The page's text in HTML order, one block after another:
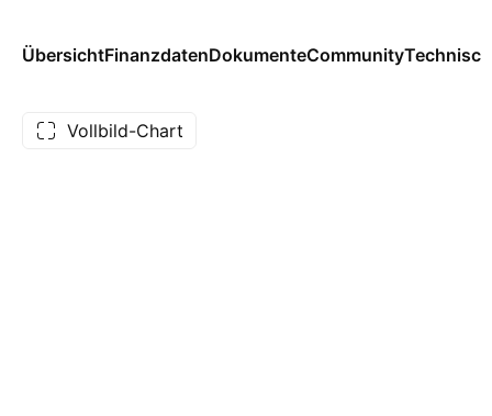
ÜbersichtFinanzdatenDokumenteCommunity
Vollbild-Chart